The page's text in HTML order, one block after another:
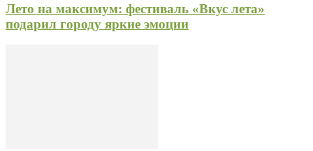
Лето на максимум: фестиваль «Вкус лета»
подарил городу яркие эмоции